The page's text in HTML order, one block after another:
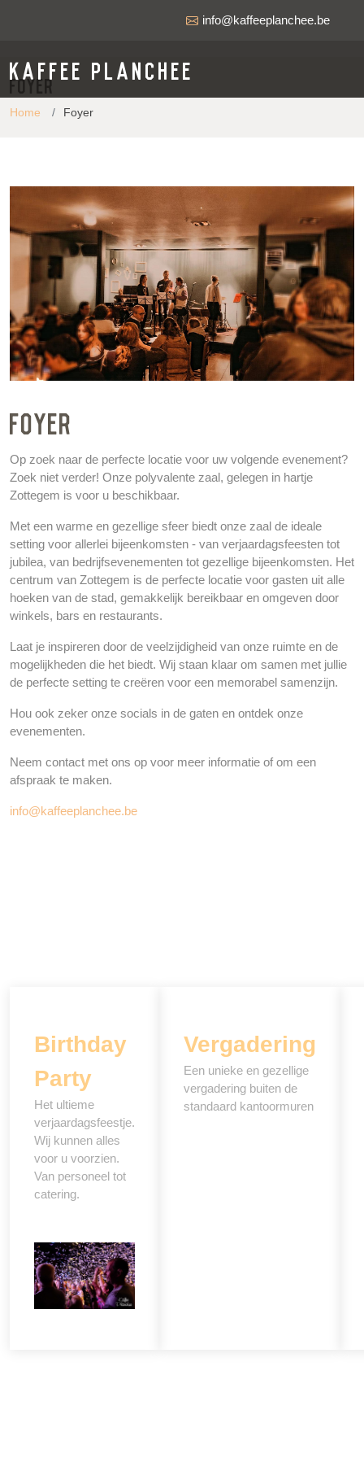
info@kaffeeplanchee.be
Kaffee Planchee
Foyer
Home Foyer
FOYER
Op zoek naar de perfecte locatie voor uw volgende evenement?
Zoek niet verder! Onze polyvalente zaal, gelegen in hartje
Zottegem is voor u beschikbaar.
Met een warme en gezellige sfeer biedt onze zaal de ideale
setting voor allerlei bijeenkomsten - van verjaardagsfeesten tot
jubilea, van bedrijfsevenementen tot gezellige bijeenkomsten. Het
centrum van Zottegem is de perfecte locatie voor gasten uit alle
hoeken van de stad, gemakkelijk bereikbaar en omgeven door
winkels, bars en restaurants.
Laat je inspireren door de veelzijdigheid van onze ruimte en de
mogelijkheden die het biedt. Wij staan klaar om samen met jullie
de perfecte setting te creëren voor een memorabel samenzijn.
Hou ook zeker onze socials in de gaten en ontdek onze
evenementen.
Neem contact met ons op voor meer informatie of om een
afspraak te maken.
info@kaffeeplanchee.be
Birthday
Party
Het ultieme
verjaardagsfeestje.
Wij kunnen alles
voor u voorzien.
Van personeel tot
catering.
Vergadering
Een unieke en gezellige
vergadering buiten de
standaard kantoormuren